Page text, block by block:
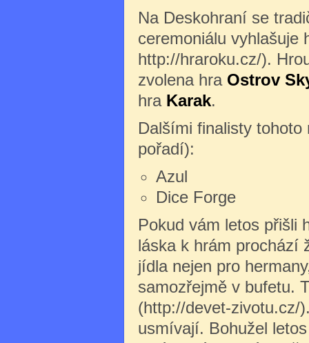
Na Deskohraní se
ceremoniálu vyhlašuje
http://hraroku.cz/).
zvolena hra Ostrov
hra Karak.
Dalšími finalisty
pořadí):
Azul
Dice Forge
Pokud vám letos přišli
láska k hrám prochází
jídla nejen pro
samozřejmě v bufetu.
(http://devet-zivotu.cz/
usmívají. Bohužel